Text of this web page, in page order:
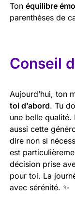
Ton équilibre
parenthèses de
Conseil
Aujourd’hui, ton
toi d’abord. Tu
une belle qualité.
aussi cette
dire non si
est
décision prise
pour toi. La
avec sérénité. ✨